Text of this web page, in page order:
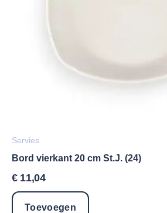
Servies
Bord vierkant 20 cm St.J. (24)
€11,04
Toevoegen